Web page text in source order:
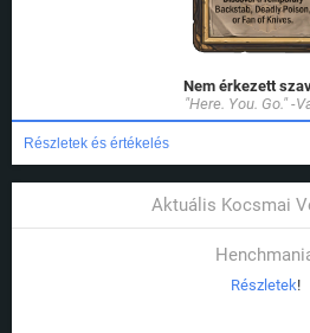
Nem érkezett
"Here. You. Go." -
Részletek és értékelés
Aktuális Kocsmai
Részletek!